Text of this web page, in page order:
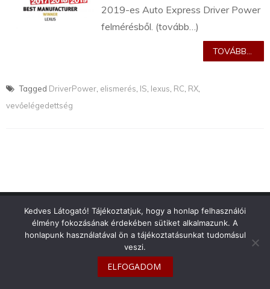
2019-es Auto Express Driver Power
felmérésből. (tovább…)
TOVÁBB...
Tagged DriverPower elismerés IS lexus RC RX
vevőelégedettség
Copyright © 2026Toyota Klub Magyarország
Kedves Látogató! Tájékoztatjuk, hogy a honlap felhasználói
élmény fokozásának érdekében sütiket alkalmazunk. A
honlapunk használatával ön a tájékoztatásunkat tudomásul
veszi.
ELFOGADOM